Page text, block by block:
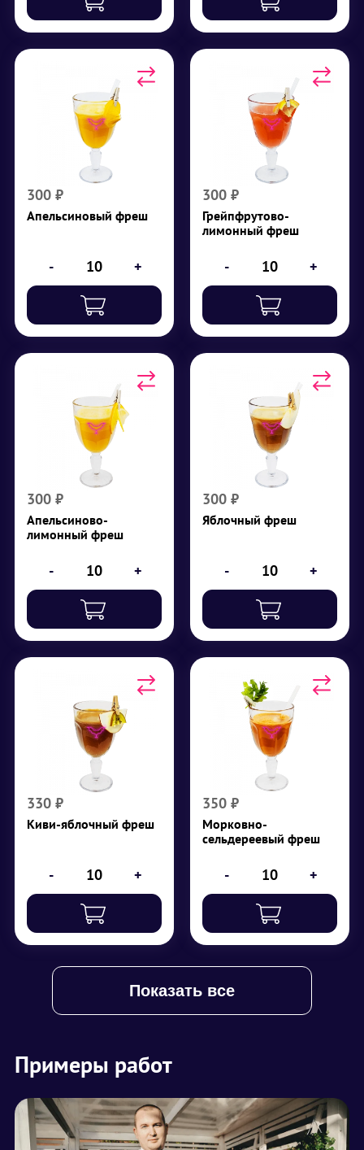
300 ₽
Апельсиновый фреш
- +
Апельсиновый фреш
Апельсин
300 ₽
Грейпфрутово-
лимонный фреш
- +
Грейпфрутово-
лимонный фреш
Грейпфрут, лимон
300 ₽
Апельсиново-
лимонный фреш
- +
Апельсиново-
лимонный фреш
Лимон, апельсин
300 ₽
Яблочный фреш
- +
Яблочный фреш
330 ₽
Киви-яблочный фреш
- +
Киви-яблочный фреш
Киви, яблоко
350 ₽
Морковно-
сельдереевый фреш
- +
Морковно-
сельдереевый фреш
Сельдерей, морковь
Показать все
Примеры работ